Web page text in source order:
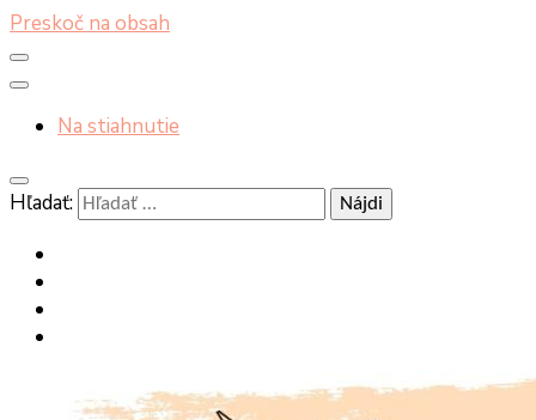
Preskoč na obsah
Na stiahnutie
Hľadať: